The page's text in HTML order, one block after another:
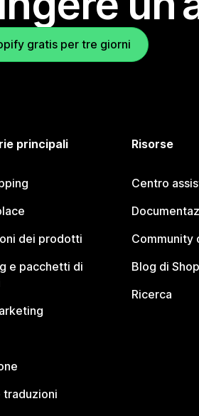
gratis per tre giorni
principali
dei prodotti
e pacchetti di
traduzioni
Risorse
Centro
Community
Blog di
Ricerca